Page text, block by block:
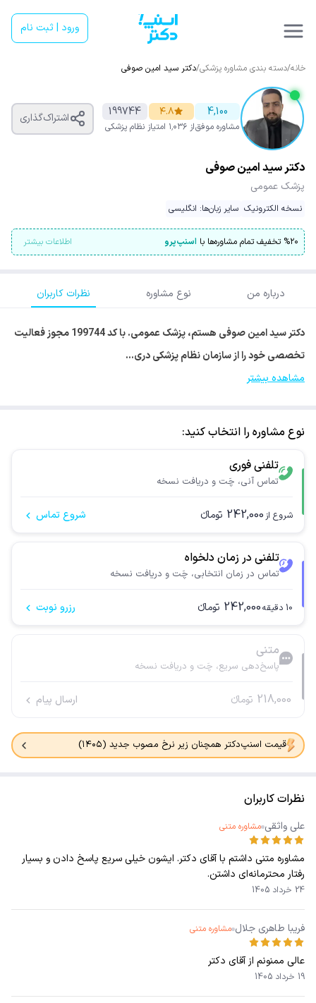
ورود | ثبت نام
خانه/دسته بندی مشاوره پزشکی/دکتر سید امین صوفی
4,100
مشاوره موفق
۴.۸
از ۱٬۰۳۶ امتیاز
199744
نظام پزشکی
اشتراک‌گذاری
دکتر سید امین صوفی
پزشک عمومی
نسخه الکترونیک سایر زبان‌ها: انگلیسی
%۲۰ تخفیف تمام مشاوره‌ها با اسنپ‌پرو اطلاعات بیشتر
درباره من نوع مشاوره نظرات کاربران
دکتر سید امین صوفی هستم، پزشک عمومی. با کد 199744 مجوز فعالیت
تخصصی خود را از سازمان نظام پزشکی دری…
مشاهده بیشتر
نوع مشاوره را انتخاب کنید:
تلفنی فوری
تماس آنی، چَت و دریافت نسخه
شروع از 242,000 تومانء شروع تماس
تلفنی در زمان دلخواه
تماس در زمان انتخابی، چَت و دریافت نسخه
10 دقیقه242,000 تومانء رزرو نوبت
متنی
پاسخ‌دهی سریع، چَت و دریافت نسخه
218,000 تومانء ارسال پیام
قیمت اسنپ‌دکتر همچنان زیر نرخ مصوب جدید (۱۴۰۵)
نظرات کاربران
علی واثقی مشاوره متنی
مشاوره متنی داشتم با آقای دکتر. ایشون خیلی سریع پاسخ دادن و بسیار
رفتار محترمانه‌ای داشتن.
24 خرداد 1405
فریبا طاهری جلال مشاوره متنی
عالی ممنونم از آقای دکتر
19 خرداد 1405